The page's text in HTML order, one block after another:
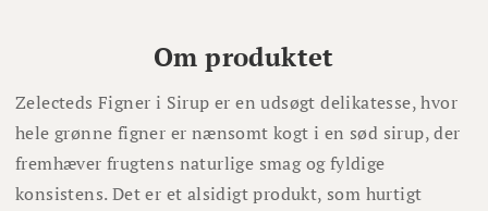
Om produktet
Zelecteds Figner i Sirup er en udsøgt delikatesse, hvor
hele grønne figner er nænsomt kogt i en sød sirup, der
fremhæver frugtens naturlige smag og fyldige
konsistens. Det er et alsidigt produkt, som hurtigt